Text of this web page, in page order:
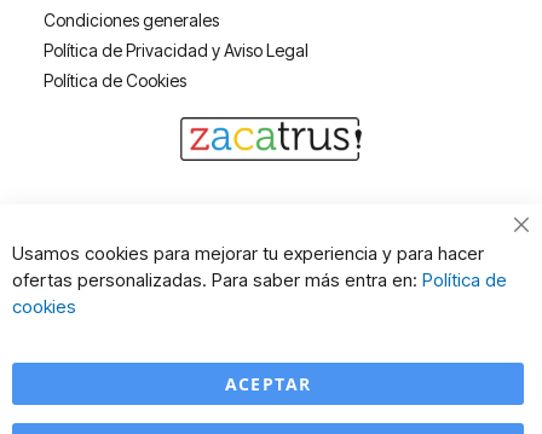
Condiciones generales
Política de Privacidad y Aviso Legal
Política de Cookies
Usamos cookies para mejorar tu experiencia y para hacer
ofertas personalizadas. Para saber más entra en: Política de
cookies
ACEPTAR